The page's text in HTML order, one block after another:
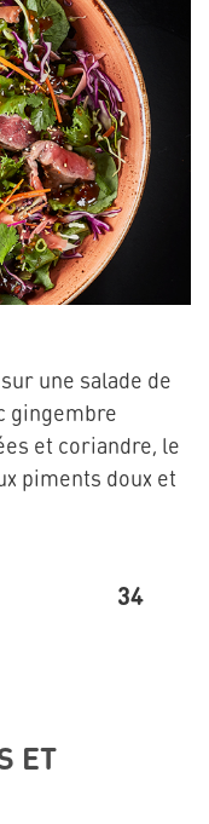
une salade de
gingembre
et coriandre, le
piments doux et
34
ET